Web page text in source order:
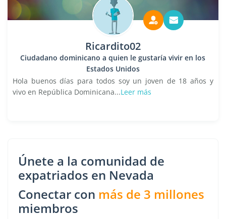
Ricardito02
Ciudadano dominicano a quien le gustaría vivir en los
Estados Unidos
Hola buenos días para todos soy un joven de 18 años y
vivo en República Dominicana...Leer más
Únete a la comunidad de
expatriados en Nevada
Conectar con más de 3 millones
miembros